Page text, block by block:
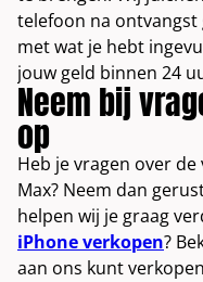
telefoon na ontvangst
met wat je hebt
jouw geld binnen 24
Neem bij
op
Heb je vragen over
Max? Neem dan
helpen wij je graag
iPhone verkopen?
aan ons kunt